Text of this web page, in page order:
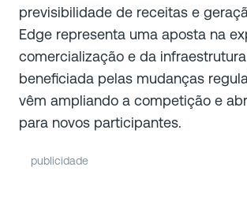
previsibilidade de receitas e
Edge representa uma aposta na
comercialização e da
beneficiada pelas mudanças
vêm ampliando a competição e
para novos participantes.
publicidade